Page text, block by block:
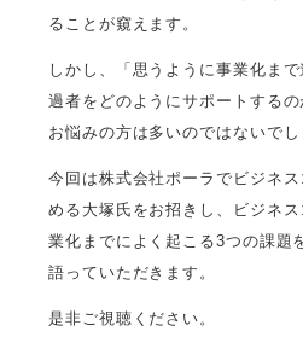
ることが窺えます。
しかし、「思うように事業化ま
過者をどのようにサポートする
お悩みの方は多いのではないでし
今回は株式会社ポーラでビジネ
める大塚氏をお招きし、ビジネ
業化までによく起こる3つの課題
語っていただきます。
是非ご視聴ください。